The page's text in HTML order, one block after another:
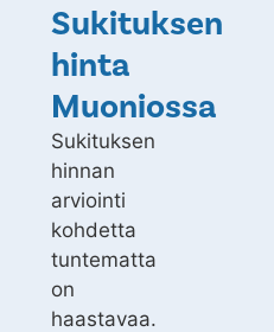
Sukituksen
hinta
Muoniossa
Sukituksen
hinnan
arviointi
kohdetta
tuntematta
on
haastavaa.